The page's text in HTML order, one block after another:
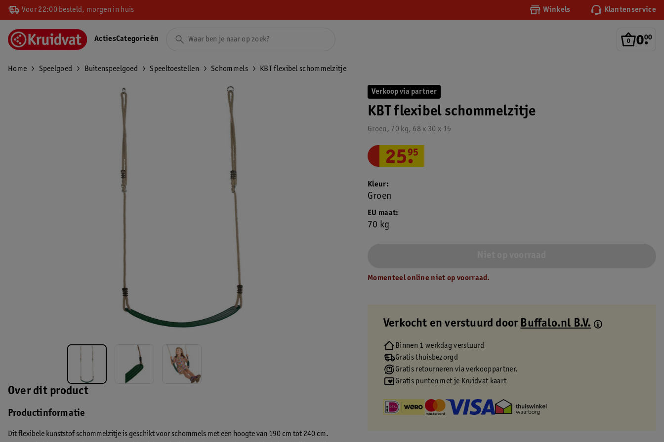
Voor 22:00 besteld, morgen in huis Winkels Klantenservice
0.
00
ActiesCategorieën
Home Speelgoed Buitenspeelgoed Speeltoestellen Schommels KBT flexibel schommelzitje
Over dit product
Productinformatie
Dit flexibele kunststof schommelzitje is geschikt voor schommels met een hoogte van 190 cm tot 240 cm.
Verkoop via partner
KBT flexibel schommelzitje
Groen, 70 kg, 68 x 30 x 15
25.
95
EU maat
70 kg
Kleur
Groen
Momenteel online niet op voorraad.
Verkocht en verstuurd door Buffalo.nl B.V.
Binnen 1 werkdag verstuurd
Gratis thuisbezorgd
Gratis retourneren via verkooppartner.
Gratis punten met je Kruidvat kaart